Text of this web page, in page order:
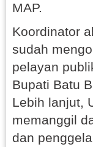
MAP.
Koordinator
sudah
pelayan
Bupati Batu
Lebih lanjut,
memanggil
dan